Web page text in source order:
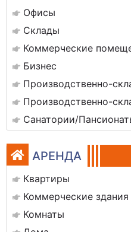
Офисы
Склады
Коммерческие
Бизнес
Производственно-
Производственно-
Санатории/
АРЕНДА
Квартиры
Коммерческие здания
Комнаты